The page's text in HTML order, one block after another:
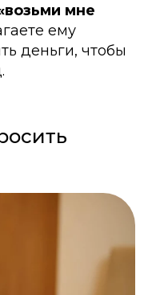
мне
ему
деньги, чтобы